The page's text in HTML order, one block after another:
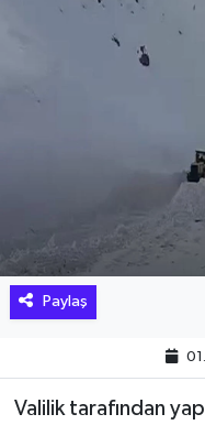
Paylaş
Valilik tarafından
İLGİNÇ
KADIN
KÜLTÜR SANAT
MAKALE
Son Dakika